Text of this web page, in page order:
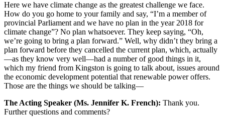
Here we have climate change as the greatest challenge we face.
How do you go home to your family and say, “I’m a member of
provincial Parliament and we have no plan in the year 2018 for
climate change”? No plan whatsoever. They keep saying, “Oh,
we’re going to bring a plan forward.” Well, why didn’t they bring a
plan forward before they cancelled the current plan, which, actually
—as they know very well—had a number of good things in it,
which my friend from Kingston is going to talk about, issues around
the economic development potential that renewable power offers.
Those are the things we should be talking—
The Acting Speaker (Ms. Jennifer K. French): Thank you.
Further questions and comments?